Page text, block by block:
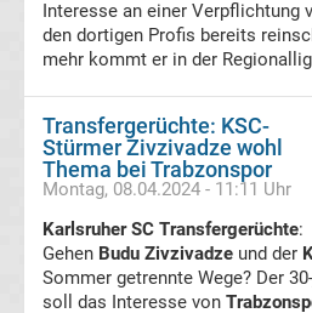
Süper
Ergebnisse
Süper
Lig
Interesse an einer Verpflichtung
den dortigen Profis bereits
mehr kommt er in der
Transfergerüchte: KSC-
Stürmer Zivzivadze wohl
Thema bei Trabzonspor
Montag, 08.04.2024 - 11:11 Uhr
Karlsruher SC Transfergerüchte:
Gehen Budu Zivzivadze und der
Sommer getrennte Wege? Der
soll das Interesse von